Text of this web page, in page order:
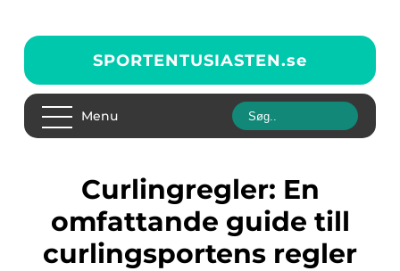
SPORTENTUSIASTEN.se
Menu
Curlingregler: En
omfattande guide till
curlingsportens regler